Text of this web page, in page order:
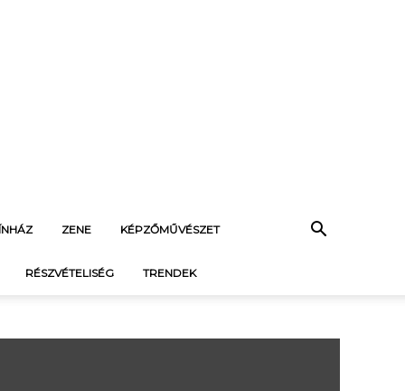
ZENE KÉPZŐMŰVÉSZET
RÉSZVÉTELISÉG TRENDEK